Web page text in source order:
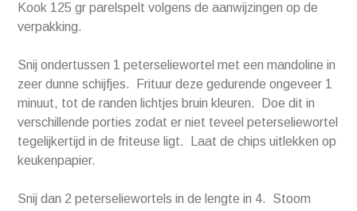
Kook 125 gr parelspelt volgens de aanwijzingen op de
verpakking.
Snij ondertussen 1 peterseliewortel met een mandoline in
zeer dunne schijfjes. Frituur deze gedurende ongeveer 1
minuut, tot de randen lichtjes bruin kleuren. Doe dit in
verschillende porties zodat er niet teveel peterseliewortel
tegelijkertijd in de friteuse ligt. Laat de chips uitlekken op
keukenpapier.
Snij dan 2 peterseliewortels in de lengte in 4. Stoom